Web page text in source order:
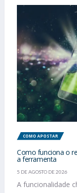
COMO APOSTAR
Como funciona o
a ferramenta
5 DE AGOSTO DE 2026
A funcionalidade